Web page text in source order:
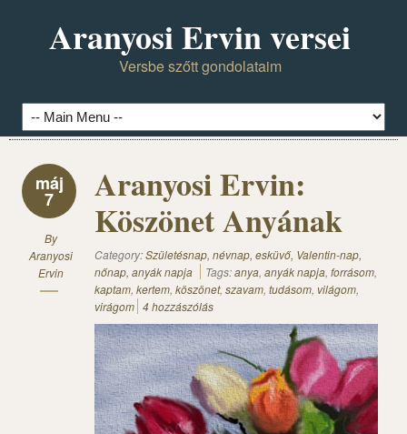
Aranyosi Ervin versei
Versbe szőtt gondolataim
máj
7
By
Aranyosi
Ervin
Aranyosi Ervin:
Köszönet Anyának
Category:Születésnap, névnap, esküvő, Valentin-nap,
nőnap, anyák napja
Tags:anya, anyák napja, forrásom,
kaptam, kertem, köszönet, szavam, tudásom, világom,
virágom 4 hozzászólás